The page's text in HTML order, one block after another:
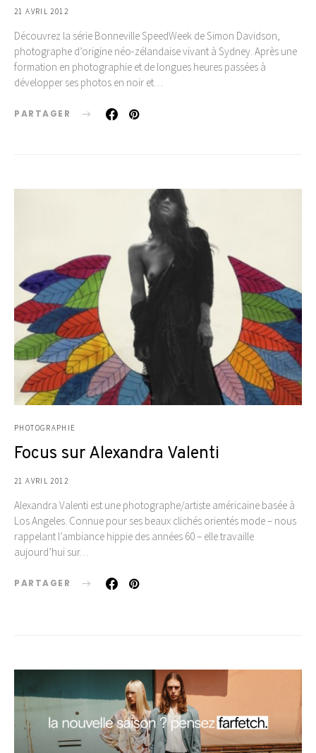
21 AVRIL 2012
Découvrez la série Bonneville SpeedWeek de Simon Davidson,
photographe d’origine néo-zélandaise vivant à Sydney. Après une
formation en photographie et de longues heures passées à
développer ses photos en noir et…
PARTAGER
PHOTOGRAPHIE
Focus sur Alexandra Valenti
21 AVRIL 2012
Alexandra Valenti est une photographe/artiste américaine basée à
Los Angeles. Connue pour ses beaux clichés orientés mode – nous
rappelant l’ambiance hippie des années 60 – elle travaille
aujourd’hui sur…
PARTAGER